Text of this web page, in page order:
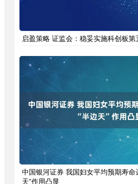
启盈策略 证监会：稳妥实施科创板
中国银河证券 我国妇女平均预期寿命
天”作用凸显